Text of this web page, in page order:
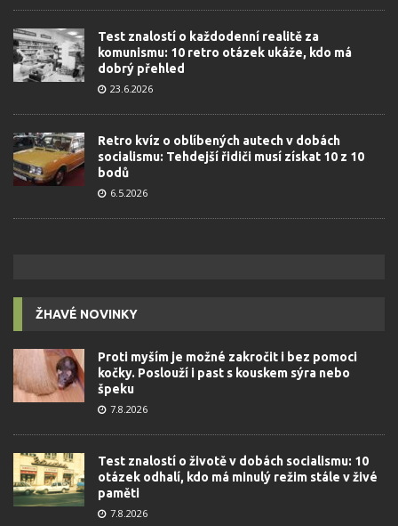
Test znalostí o každodenní realitě za
komunismu: 10 retro otázek ukáže, kdo má
dobrý přehled
23.6.2026
Retro kvíz o oblíbených autech v dobách
socialismu: Tehdejší řidiči musí získat 10 z 10
bodů
6.5.2026
ŽHAVÉ NOVINKY
Proti myším je možné zakročit i bez pomoci
kočky. Poslouží i past s kouskem sýra nebo
špeku
7.8.2026
Test znalostí o životě v dobách socialismu: 10
otázek odhalí, kdo má minulý režim stále v živé
paměti
7.8.2026